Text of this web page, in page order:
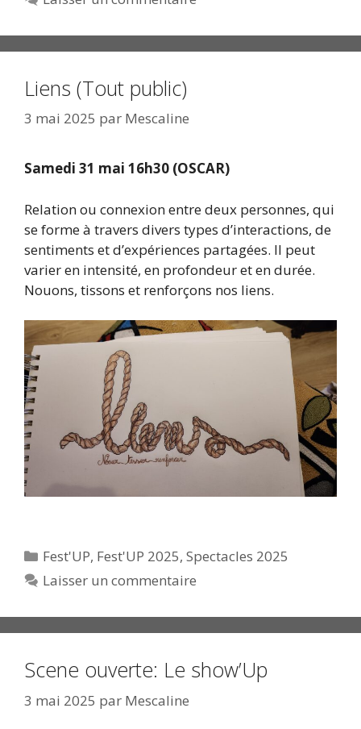
Liens (Tout public)
3 mai 2025 par Mescaline
Samedi 31 mai 16h30 (OSCAR)
Relation ou connexion entre deux personnes, qui
se forme à travers divers types d’interactions, de
sentiments et d’expériences partagées. Il peut
varier en intensité, en profondeur et en durée.
Nouons, tissons et renforçons nos liens.
Catégories
Fest'UP, Fest'UP 2025,Spectacles 2025
Laisser un commentaire
Scene ouverte: Le show’Up
3 mai 2025 par Mescaline